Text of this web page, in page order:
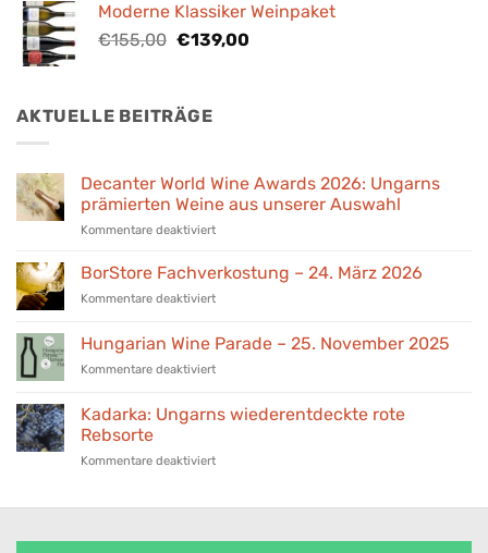
€98,00 €89,00.
Moderne Klassiker Weinpaket
€155,00 Ursprünglicher
€155,00
€139,00Aktueller
AKTUELLE BEITRÄGE
Decanter World Wine Awards 2026: Ungarns
prämierten Weine aus unserer Auswahl
Kommentare deaktiviertfür
World
Wine
Awards
Ungarns
Weine
unserer
BorStore Fachverkostung – 24. März 2026
Kommentare deaktiviertfür
Fachverkostung
–
24.
2026
Hungarian Wine Parade – 25. November 2025
Kommentare deaktiviertfür
Parade
25.
Kadarka: Ungarns wiederentdeckte rote
Rebsorte
Kommentare deaktiviertfür